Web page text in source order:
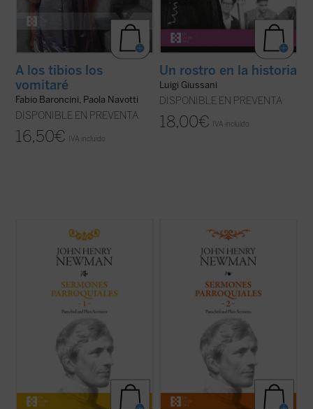
A los tibios los
vomitaré
Fabio Baroncini, Paola Navotti
DISPONIBLE EN PREVENTA
16,50€ IVA incluido
Un rostro en la historia
Luigi Giussani
DISPONIBLE EN PREVENTA
18,00€ IVA incluido
Desde su ordenación como pastor
anglicano hasta su muerte como cardenal
católico, la figura de Newman no deja de
sorprender por la coherencia de su
trayectoria. En estosSermones
, un clásico de la espiritualidad
(ver ficha)
En estos treinta y dos sermones, John
Henry Newman vuelve a poner de
manifiesto su fuerza, frescura y audacia.
Fuerza en la verdad de su mensaje, que es
el mensaje de Dios; frescura en la palabra,
con un lenguaje cercano y familiar que se
(ver ficha)